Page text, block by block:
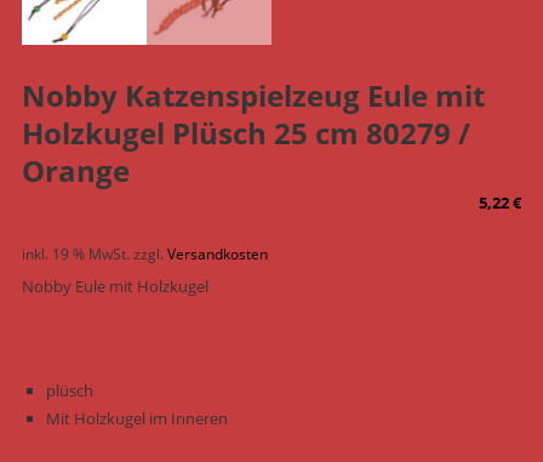
Nobby Katzenspielzeug Eule mit
Holzkugel Plüsch 25 cm 80279 /
Orange
5,22€
inkl. 19 % MwSt.zzgl.Versandkosten
Nobby Eule mit Holzkugel
plüsch
Mit Holzkugel im Inneren